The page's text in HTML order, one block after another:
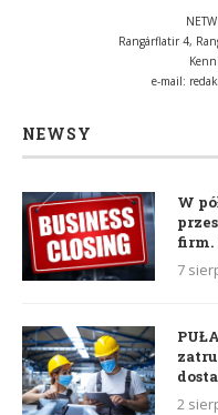
Rangárflatir 4,
e-mail:
NEWSY
W
firm.
7
2